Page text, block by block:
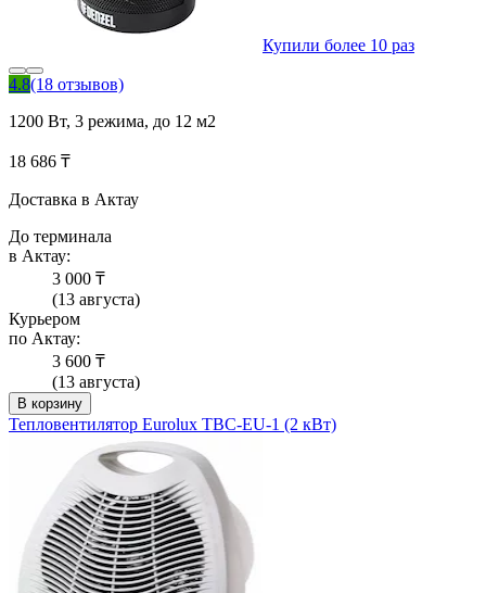
Купили более 10 раз
4.8(18 отзывов)
1200 Вт, 3 режима, до 12 м2
18 686 ₸
Доставка в Актау
До терминала
в Актау:
3 000 ₸
(13 августа)
Курьером
по Актау:
3 600 ₸
(13 августа)
В корзину
Тепловентилятор Eurolux ТВС-EU-1 (2 кВт)